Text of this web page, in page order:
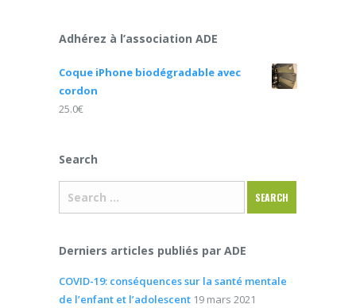
Adhérez à l’association ADE
Coque iPhone biodégradable avec
cordon
25.0€
Search
Derniers articles publiés par ADE
COVID-19: conséquences sur la santé mentale
de l’enfant et l’adolescent 19 mars 2021